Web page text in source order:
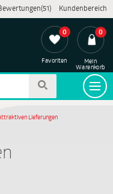
Kundenbereich
0
Favoriten
0
Mein
Warenkorb
Lieferungen